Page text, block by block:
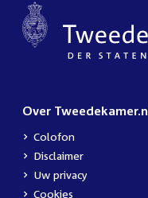
Over
Colofon
Disclaimer
Uw privacy
Cookies